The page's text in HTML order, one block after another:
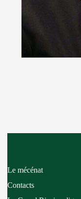
Le mécénat
Contacts